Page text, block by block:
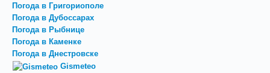
Погода в Григориополе
Погода в Дубоссарах
Погода в Рыбнице
Погода в Каменке
Погода в Днестровске
Gismeteo